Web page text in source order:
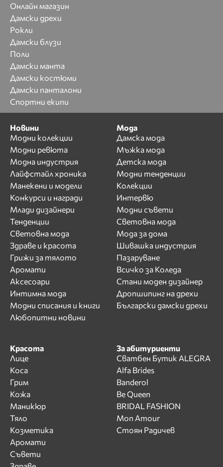
Онлайн магазин
Дамски дрехи
Рокли
Дамски блузи
Поли
Дамски манта
Дамски костюми
Дамски панталони
Спортни екипи
Новини
Модни колекции
Модни ревюта
Модна индустрия
Лайфстайл хроника
Манекени и модели
Конкурси и награди
Млади дизайнери
Тенденции
Световна мода
Здраве и красота
Грижи за тялото
Аромати
Аксесоари
Интимна мода
Модни списания и книги
Любопитни новини
Мода
Дамска мода
Мъжка мода
Детска мода
Модни тенденции
Колекции
Интервю
Модни съвети
Световна мода
Мода за дома
Шивашка индустрия
Пазаруване
Всичко за Коледа
Стани моден дизайнер
Дропшипинг на дрехи
Български дамски дрехи
Красота
Лице
Коса
Грим
Кожа
Маникюр
Тяло
Козметика
Аромати
Съвети
За абитуриенти
Сватбен Бутик ALEGRA
Alfa Brides
Banderol
Be Queen
BRIDAL FASHION
Mon Amour
Стоян Радичев